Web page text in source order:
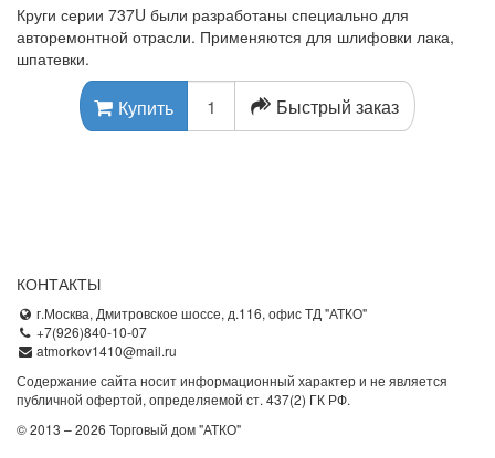
Круги серии 737U были разработаны специально для
авторемонтной отрасли. Применяются для шлифовки лака,
шпатевки.
Купить Быстрый заказ
КОНТАКТЫ
г.Москва, Дмитровское шоссе, д.116, офис ТД "АТКО"
+7(926)840-10-07
atmorkov1410@mail.ru
Содержание сайта носит информационный характер и не является
публичной офертой, определяемой ст. 437(2) ГК РФ.
© 2013 – 2026 Торговый дом "АТКО"